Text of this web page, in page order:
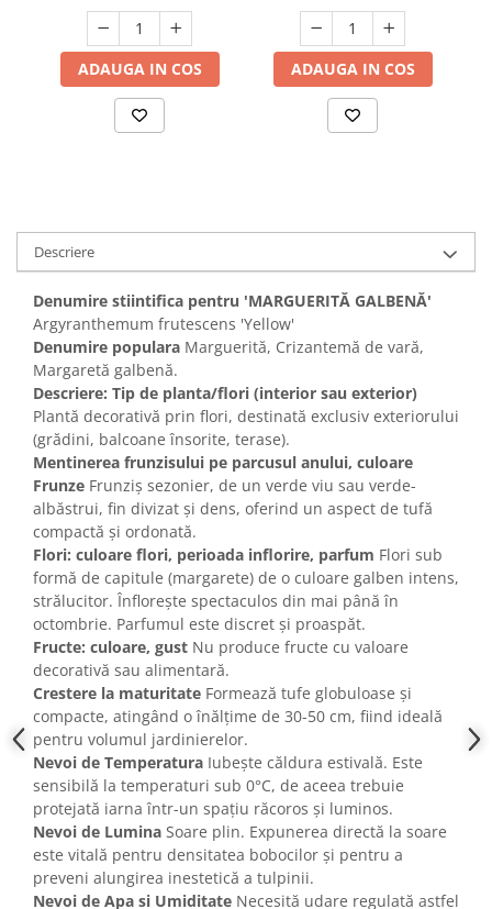
ADAUGA IN COS ADAUGA IN COS
Descriere
Denumire stiintifica pentru 'MARGUERITĂ GALBENĂ'
Argyranthemum frutescens 'Yellow'
Denumire populara Marguerită, Crizantemă de vară,
Margaretă galbenă.
Descriere: Tip de planta/flori (interior sau exterior)
Plantă decorativă prin flori, destinată exclusiv exteriorului
(grădini, balcoane însorite, terase).
Mentinerea frunzisului pe parcusul anului, culoare
Frunze Frunziș sezonier, de un verde viu sau verde-
albăstrui, fin divizat și dens, oferind un aspect de tufă
compactă și ordonată.
Flori: culoare flori, perioada inflorire, parfum Flori sub
formă de capitule (margarete) de o culoare galben intens,
strălucitor. Înflorește spectaculos din mai până în
octombrie. Parfumul este discret și proaspăt.
Fructe: culoare, gust Nu produce fructe cu valoare
decorativă sau alimentară.
Crestere la maturitate Formează tufe globuloase și
compacte, atingând o înălțime de 30-50 cm, fiind ideală
pentru volumul jardinierelor.
Nevoi de Temperatura Iubește căldura estivală. Este
sensibilă la temperaturi sub 0°C, de aceea trebuie
protejată iarna într-un spațiu răcoros și luminos.
Nevoi de Lumina Soare plin. Expunerea directă la soare
este vitală pentru densitatea bobocilor și pentru a
preveni alungirea inestetică a tulpinii.
Nevoi de Apa si Umiditate Necesită udare regulată astfel